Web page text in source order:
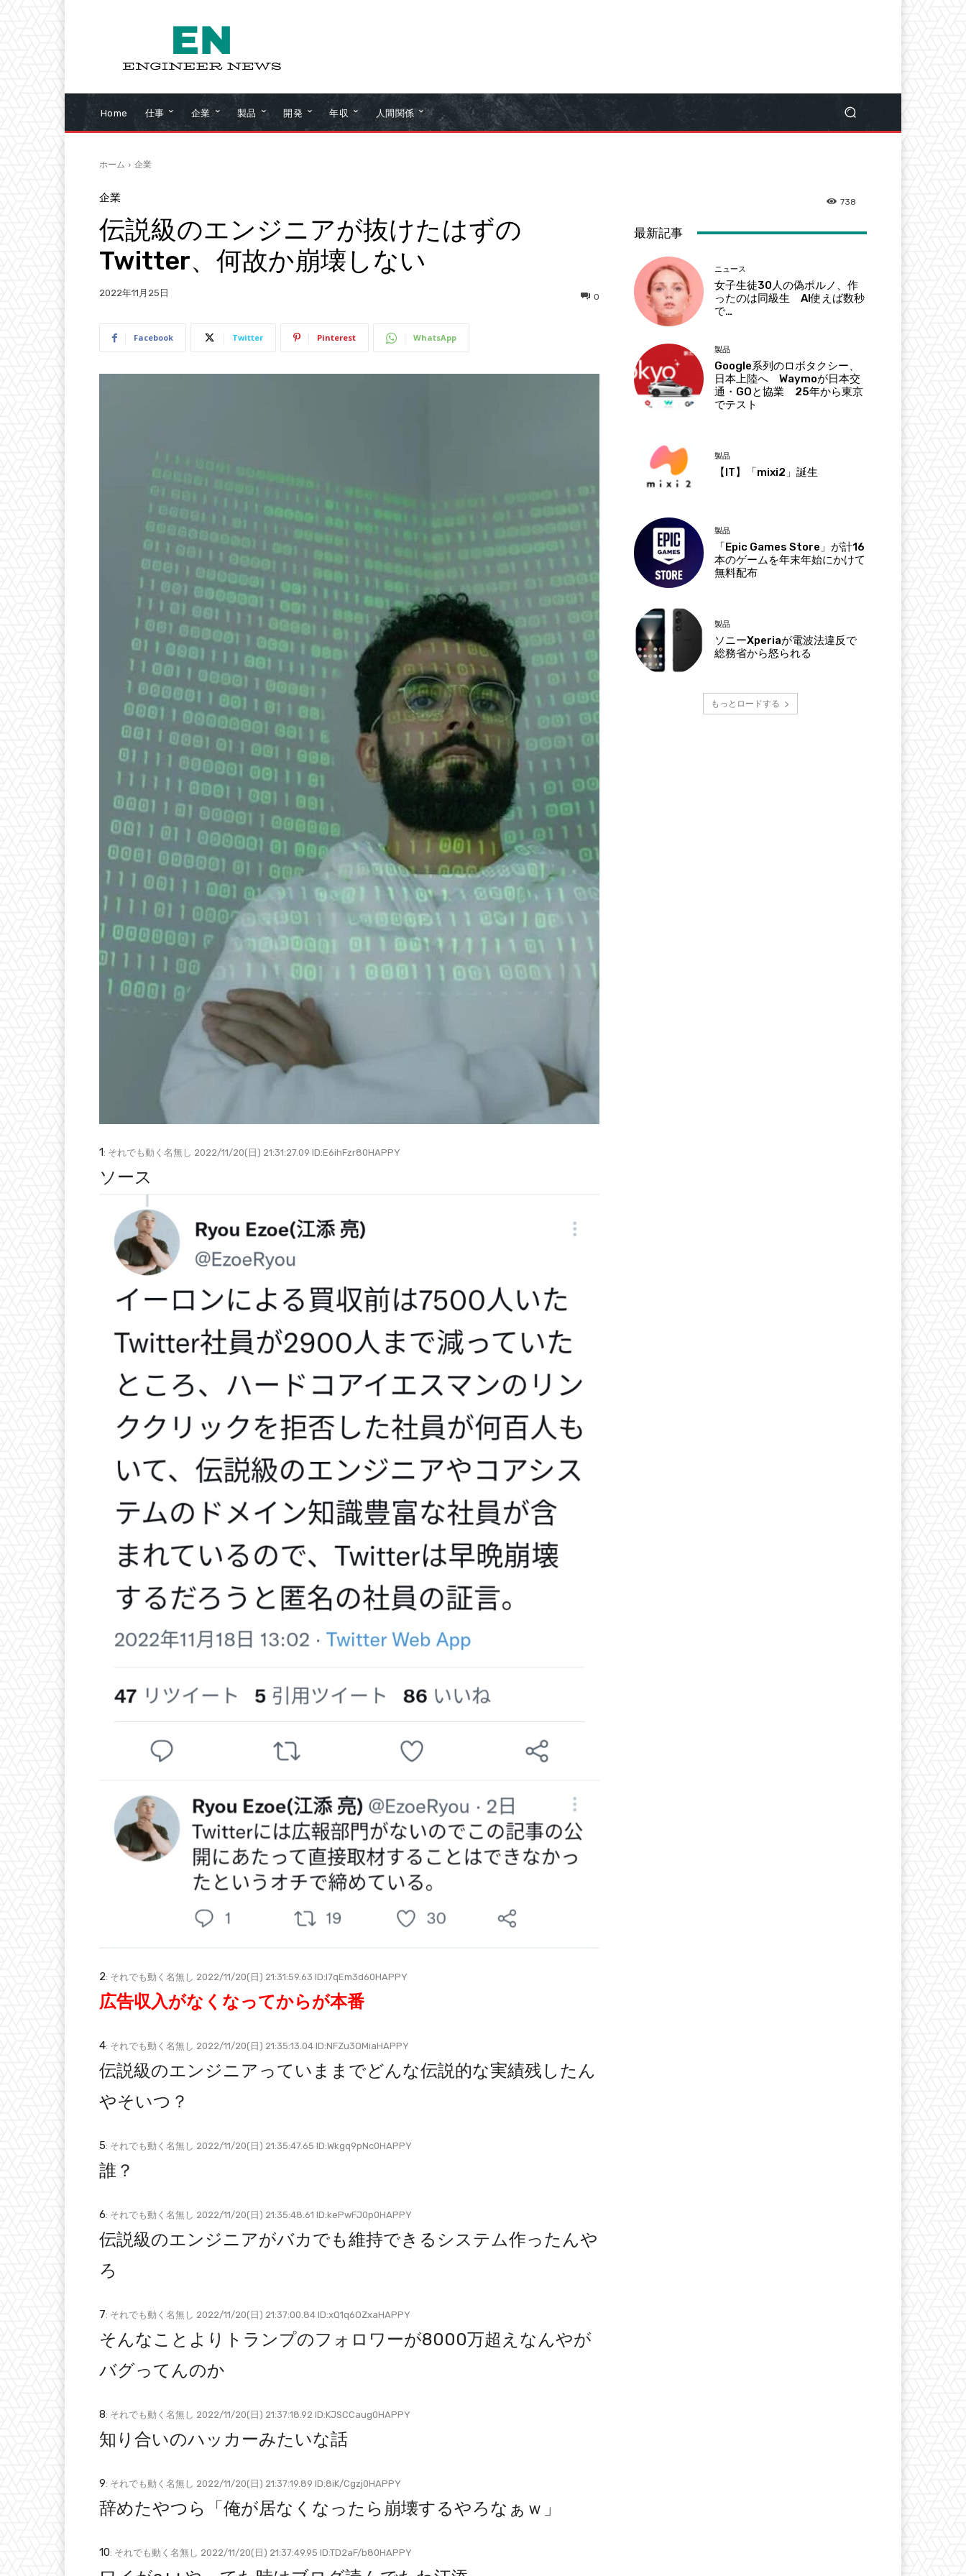
Home 仕事 企業 製品 開発 年収 人間関係
ホーム 企業
企業
伝説級のエンジニアが抜けたはずの
Twitter、何故か崩壊しない
2022年11月25日 0
Facebook Twitter Pinterest WhatsApp
1: それでも動く名無し 2022/11/20(日) 21:31:27.09 ID:E6ihFzr80HAPPY
ソース
2: それでも動く名無し 2022/11/20(日) 21:31:59.63 ID:I7qEm3d60HAPPY
広告収入がなくなってからが本番
4: それでも動く名無し 2022/11/20(日) 21:35:13.04 ID:NFZu3OMiaHAPPY
伝説級のエンジニアっていままでどんな伝説的な実績残したん
やそいつ？
5: それでも動く名無し 2022/11/20(日) 21:35:47.65 ID:Wkgq9pNc0HAPPY
誰？
6: それでも動く名無し 2022/11/20(日) 21:35:48.61 ID:kePwFJ0p0HAPPY
伝説級のエンジニアがバカでも維持できるシステム作ったんや
ろ
7: それでも動く名無し 2022/11/20(日) 21:37:00.84 ID:xQ1q6OZxaHAPPY
そんなことよりトランプのフォロワーが8000万超えなんやが
バグってんのか
8: それでも動く名無し 2022/11/20(日) 21:37:18.92 ID:KJSCCaug0HAPPY
知り合いのハッカーみたいな話
9: それでも動く名無し 2022/11/20(日) 21:37:19.89 ID:8iK/Cgzj0HAPPY
辞めたやつら「俺が居なくなったら崩壊するやろなぁｗ」
10: それでも動く名無し 2022/11/20(日) 21:37:49.95 ID:TD2aF/b80HAPPY
738
最新記事
ニュース
女子生徒30人の偽ポルノ、作
ったのは同級生 AI使えば数秒
で…
製品
Google系列のロボタクシー、
日本上陸へ Waymoが日本交
通・GOと協業 25年から東京
でテスト
製品
【IT】「mixi2」誕生
製品
「Epic Games Store」が計16
本のゲームを年末年始にかけて
無料配布
製品
ソニーXperiaが電波法違反で
総務省から怒られる
もっとロードする